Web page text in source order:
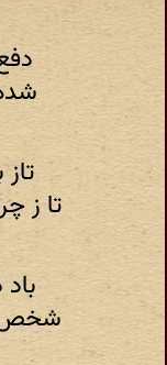
تا ز
شخص